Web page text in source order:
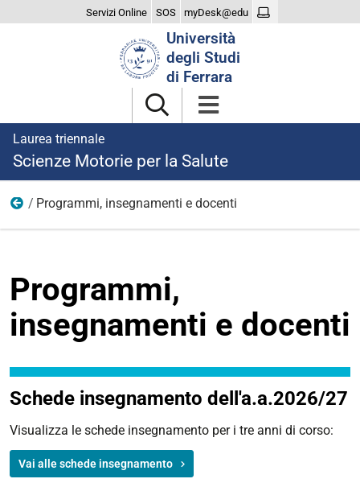
Servizi Online SOS myDesk@edu
Università
degli Studi
di Ferrara
Laurea triennale
Scienze Motorie per la Salute
Didattica
Programmi, insegnamenti e docenti
Programmi,
insegnamenti e docenti
Schede insegnamento dell'a.a.2026/27
Visualizza le schede insegnamento per i tre anni di corso:
Vai alle schede insegnamento